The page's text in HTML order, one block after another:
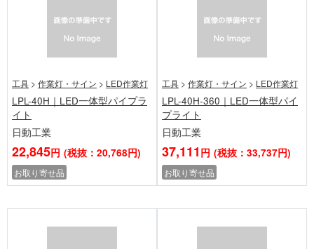
工具 > 作業灯・サイン > LED作業灯
LPL-40H｜LED一体型パイプラ
イト
日動工業
22,845円 (税抜：20,768円)
お取り寄せ品
工具 > 作業灯・サイン > LED作業灯
LPL-40H-360｜LED一体型パイ
プライト
日動工業
37,111 円 (税抜：33,737円)
お取り寄せ品